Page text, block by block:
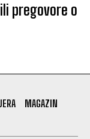
pregovore o
MAGAZIN